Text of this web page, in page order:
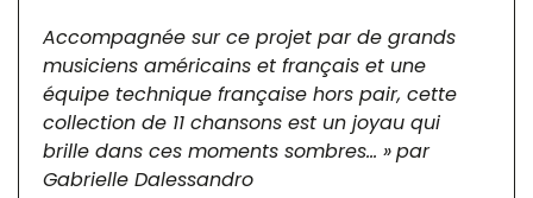
Accompagnée sur ce projet par de grands
musiciens américains et français et une
équipe technique française hors pair, cette
collection de 11 chansons est un joyau qui
brille dans ces moments sombres… »par
Gabrielle Dalessandro